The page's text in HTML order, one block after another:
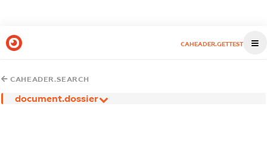
CAHEADER.GETTEST
CAHEADER.SEARCH
document.dossier